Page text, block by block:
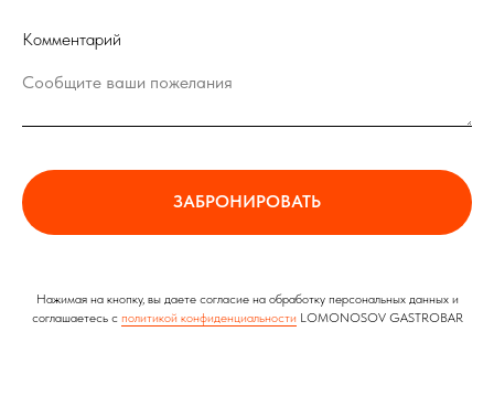
Комментарий
ЗАБРОНИРОВАТЬ
Нажимая на кнопку, вы даете согласие на обработку персональных данных и
соглашаетесь c политикой конфиденциальностиLOMONOSOV GASTROBAR